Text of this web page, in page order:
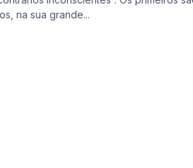
na sua grande...